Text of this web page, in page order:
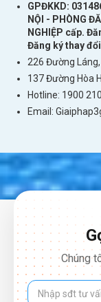
Cách thuê
Loan đơn
Cho Thuê
Cho Thuê
Cho Thuê
Vatican)
GPĐKKD:
NỘI - PHÒNG
NGHIỆP cấp.
Đăng ký thay
226 Đường
137 Đường Hòa
Hotline: 1900
Email:
Chúng